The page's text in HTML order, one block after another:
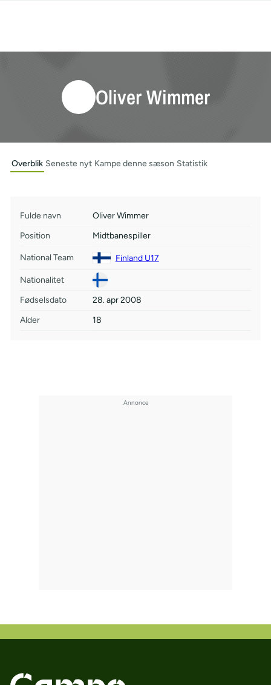
Oliver Wimmer
Overblik Seneste nyt Kampe denne sæson Statistik
Fulde navn
Oliver Wimmer
Position
Midtbanespiller
National Team Finland U17
Nationalitet
Fødselsdato
28. apr 2008
Alder
18